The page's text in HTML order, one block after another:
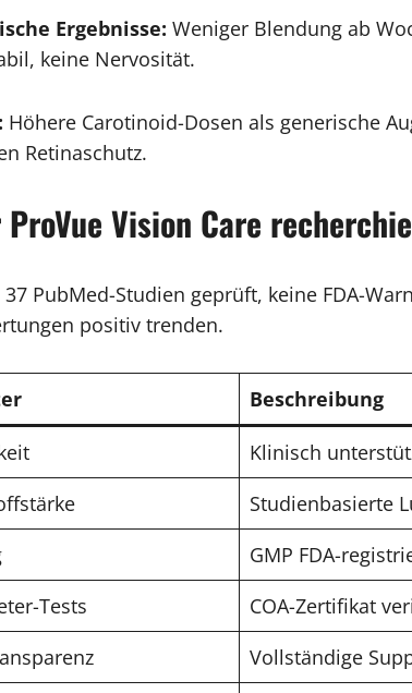
Ergebnisse: Weniger Blendung ab
keine Nervosität.
Höhere Carotinoid-Dosen als generische
Retinaschutz.
ProVue Vision Care
PubMed-Studien geprüft, keine FDA-
positiv trenden.
Beschreibung
Klinisch
Studienbasierte
GMP FDA-
Tests
COA-Zertifikat
Vollständige